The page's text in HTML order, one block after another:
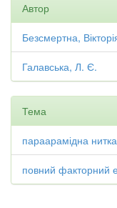
Автор
Безсмертна,
Галавська, Л. Є.
Тема
параарамідна нитка
повний факторний